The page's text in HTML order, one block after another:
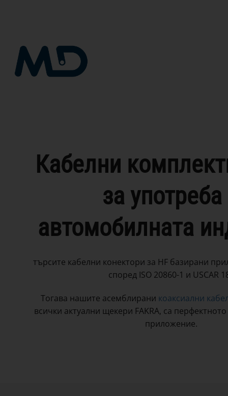
Кабелни
за
автомобилната
търсите кабелни конектори за HF базирани
според ISO 20860-1 и USCAR
Тогава нашите асемблирани коаксиални
всички актуални щекери FAKRA, са
приложение.